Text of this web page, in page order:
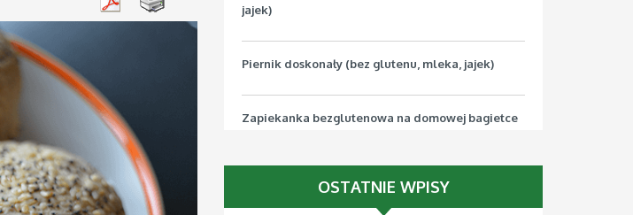
jajek)
Piernik doskonały (bez glutenu, mleka, jajek)
Zapiekanka bezglutenowa na domowej bagietce
Pizza bezglutenowa z jarmużem (bez mleka, jajek,
soi)
OSTATNIE WPISY